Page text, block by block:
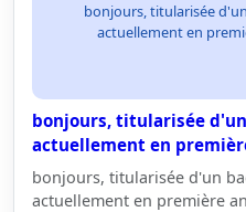
bonjours, titularisée
actuellement en
bonjours, titularisée
actuellement en
bonjours, titularisée d'un
actuellement en première